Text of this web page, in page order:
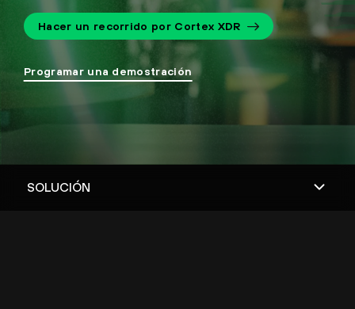
Hacer un recorrido por Cortex XDR
Programar una demostración